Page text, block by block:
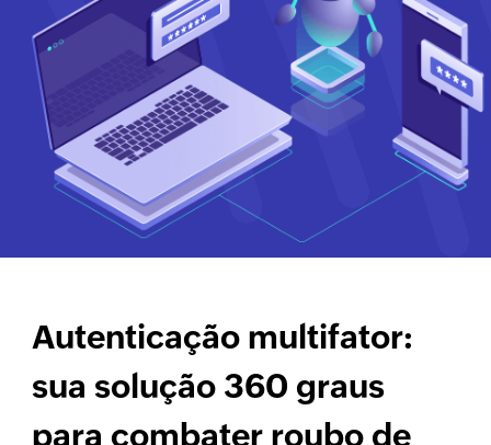
Autenticação multifator:
sua solução 360 graus
para combater roubo de